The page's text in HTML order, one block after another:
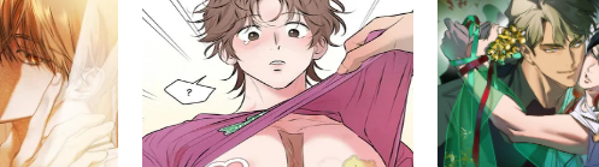
Tử Xấu Hổ Tới Độn Thổ [...] – Chap 37 02/